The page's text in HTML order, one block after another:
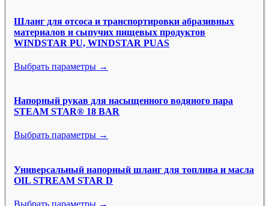
Шланг для отсоса и транспортировки абразивных
материалов и сыпучих пищевых продуктов
WINDSTAR PU, WINDSTAR PUAS
Выбрать параметры →
Напорный рукав для насыщенного водяного пара
STEAM STAR® 18 BAR
Выбрать параметры →
Универсальный напорный шланг для топлива и масла
OIL STREAM STAR D
Выбрать параметры →